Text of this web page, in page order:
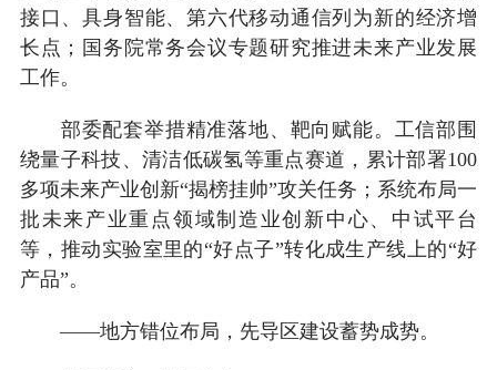
接口、具身智能、第六代移动通信列为新的经济增
长点；国务院常务会议专题研究推进未来产业发展
工作。
部委配套举措精准落地、靶向赋能。工信部围
绕量子科技、清洁低碳氢等重点赛道，累计部署100
多项未来产业创新“揭榜挂帅”攻关任务；系统布局一
批未来产业重点领域制造业创新中心、中试平台
等，推动实验室里的“好点子”转化成生产线上的“好
产品”。
——地方错位布局，先导区建设蓄势成势。